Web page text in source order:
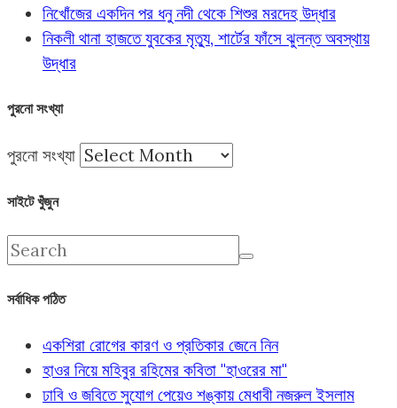
নিখোঁজের একদিন পর ধনু নদী থেকে শিশুর মরদেহ উদ্ধার
নিকলী থানা হাজতে যুবকের মৃত্যু, শার্টের ফাঁসে ঝুলন্ত অবস্থায়
উদ্ধার
পুরনো সংখ্যা
পুরনো সংখ্যা
সাইটে খুঁজুন
সর্বাধিক পঠিত
একশিরা রোগের কারণ ও প্রতিকার জেনে নিন
হাওর নিয়ে মহিবুর রহিমের কবিতা "হাওরের মা"
ঢাবি ও জবিতে সুযোগ পেয়েও শঙ্কায় মেধাবী নজরুল ইসলাম